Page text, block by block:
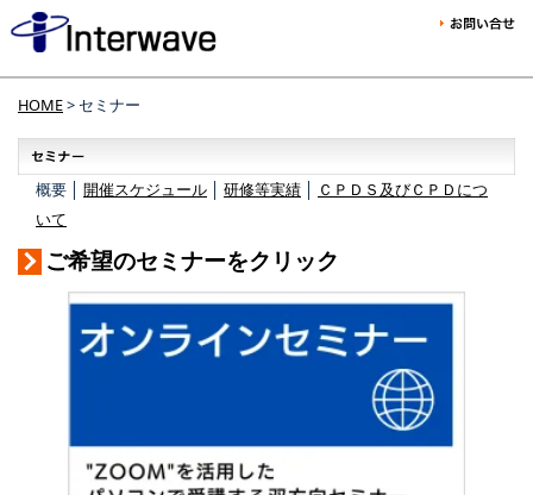
HOME> セミナー
概要 │ 開催スケジュール 研修等実績
ＣＰＤＳ及びＣＰＤにつ
いて
ご希望のセミナーをクリック